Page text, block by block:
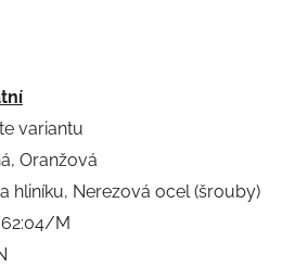
variantu
Oranžová
hliníku, Nerezová ocel (šrouby)
M